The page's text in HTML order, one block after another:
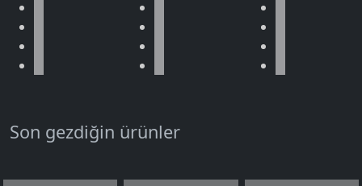
Son gezdiğin ürünler